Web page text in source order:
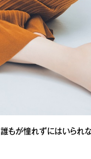
もが憧れずにはいられ